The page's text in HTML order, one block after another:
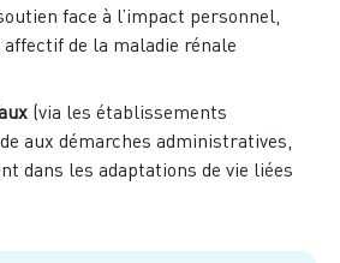
face à l’impact personnel,
de la maladie rénale
(via les établissements
aux démarches administratives,
dans les adaptations de vie liées